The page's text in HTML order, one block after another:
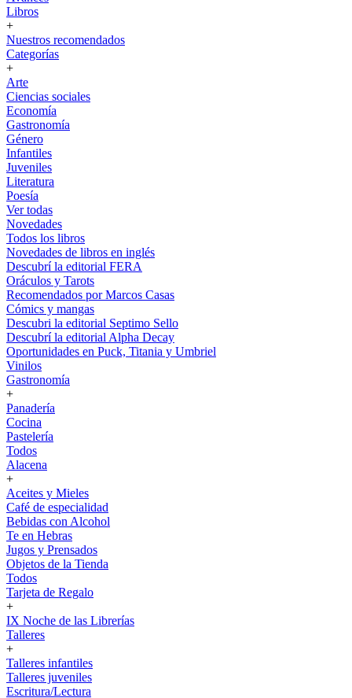
Libros
+
Nuestros recomendados
Categorías
+
Arte
Ciencias sociales
Economía
Gastronomía
Género
Infantiles
Juveniles
Literatura
Poesía
Ver todas
Novedades
Todos los libros
Novedades de libros en inglés
Descubrí la editorial FERA
Oráculos y Tarots
Recomendados por Marcos Casas
Cómics y mangas
Descubri la editorial Septimo Sello
Descubrí la editorial Alpha Decay
Oportunidades en Puck, Titania y Umbriel
Vinilos
Gastronomía
+
Panadería
Cocina
Pastelería
Todos
Alacena
+
Aceites y Mieles
Café de especialidad
Bebidas con Alcohol
Te en Hebras
Jugos y Prensados
Objetos de la Tienda
Todos
Tarjeta de Regalo
+
IX Noche de las Librerías
Talleres
+
Talleres infantiles
Talleres juveniles
Escritura/Lectura